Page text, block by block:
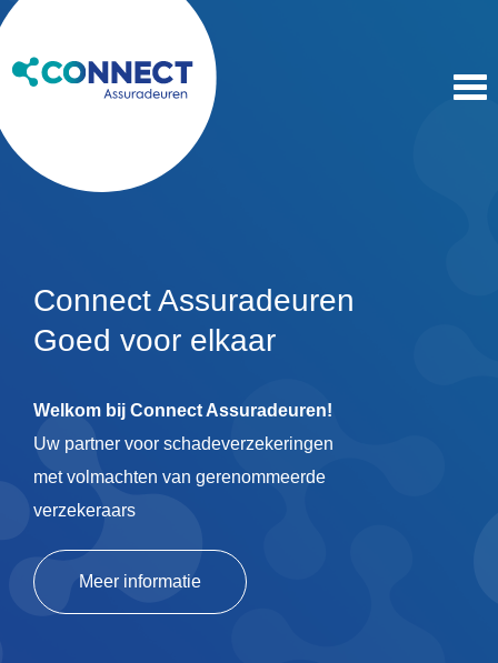
Connect Assuradeuren
Goed voor elkaar
Welkom bij Connect Assuradeuren!
Uw partner voor schadeverzekeringen
met volmachten van gerenommeerde
verzekeraars
Meer informatie